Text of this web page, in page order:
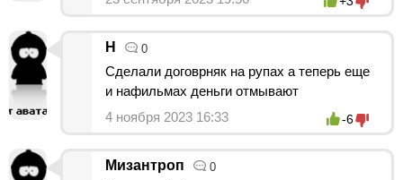
Н 0
Сделали договрняк на рупах а теперь еще
и нафильмах деньги отмывают
4 ноября 2023 16:33
-6
Мизантроп 0